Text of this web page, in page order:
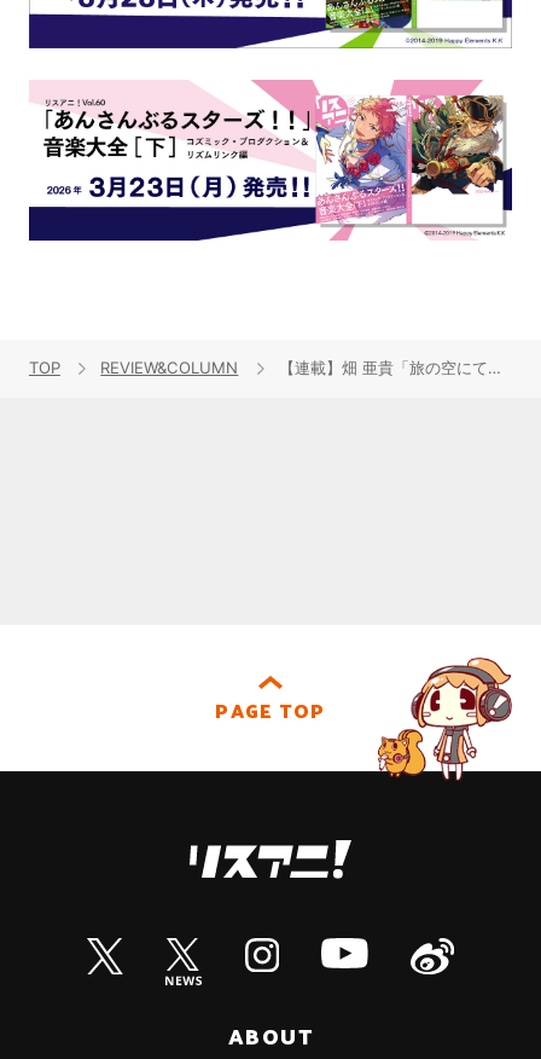
TOP REVIEW&COLUMN 【連載】畑 亜貴「旅の空にてアニソン日和」第10回：万博後の大阪で聴きたいアニソン
PAGE TOP
ABOUT